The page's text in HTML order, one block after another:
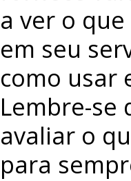
a ver o
em seu
como usar
Lembre-se
avaliar o
para